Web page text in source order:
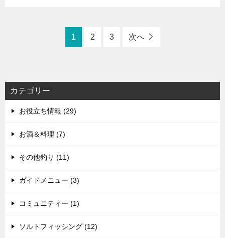
1 2 3 次へ
カテゴリー
お役立ち情報 (29)
お酒＆料理 (7)
その他釣り (11)
ガイドメニュー (3)
コミュニティー (1)
ソルトフィッシング (12)